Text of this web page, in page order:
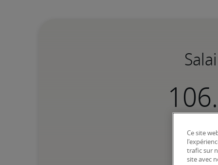
Ce site
trafic sur
site avec